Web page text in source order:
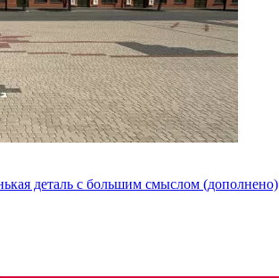
деталь с большим смыслом (дополнено)